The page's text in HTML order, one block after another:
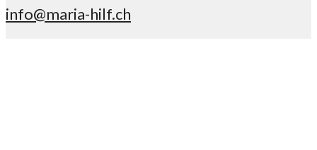
info@maria-hilf.ch